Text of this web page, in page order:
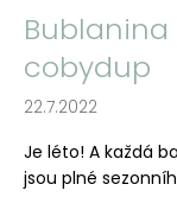
cobydup
22.7.2022
Je léto! A každá
jsou plné